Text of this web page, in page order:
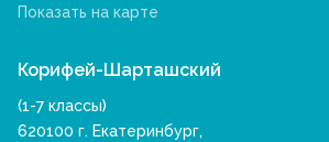
Показать на карте
Корифей-Шарташский
(1-7 классы)
620100 г. Екатеринбург,